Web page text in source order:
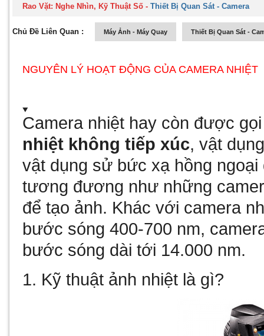
Rao Vặt: Nghe Nhìn, Kỹ Thuật Số -Thiết Bị Quan Sát - Camera
Chủ Đề Liên Quan : Máy Ảnh - Máy Quay Thiết Bị Quan Sát -
NGUYÊN LÝ HOẠT ĐỘNG CỦA CAMERA NHIỆT
Camera nhiệt hay còn được
nhiệt không tiếp xúc, vật
vật dụng sử bức xạ hồng
tương đương như những
để tạo ảnh. Khác với camera
bước sóng 400-700 nm,
bước sóng dài tới 14.000 nm.
1. Kỹ thuật ảnh nhiệt là gì?